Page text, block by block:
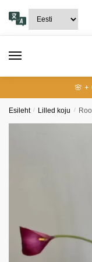
navigation
content
🌸 +
Esileht / Lilled koju /